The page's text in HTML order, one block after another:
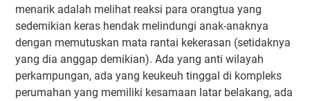
menarik adalah melihat reaksi para orangtua yang
sedemikian keras hendak melindungi anak-anaknya
dengan memutuskan mata rantai kekerasan (setidaknya
yang dia anggap demikian). Ada yang anti wilayah
perkampungan, ada yang keukeuh tinggal di kompleks
perumahan yang memiliki kesamaan latar belakang, ada